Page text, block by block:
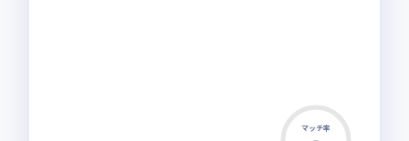
マッチ率